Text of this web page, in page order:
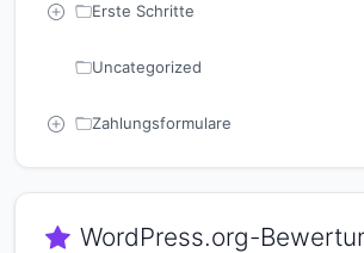
Erste Schritte
Uncategorized
Zahlungsformulare
WordPress.org-